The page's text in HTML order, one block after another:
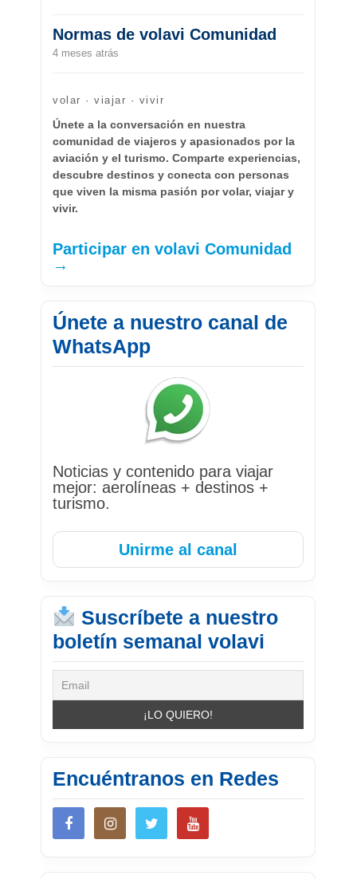
Normas de volavi Comunidad
4 meses atrás
volar · viajar · vivir
Únete a la conversación en nuestra
comunidad de viajeros y apasionados por la
aviación y el turismo. Comparte experiencias,
descubre destinos y conecta con personas
que viven la misma pasión por volar, viajar y
vivir.
Participar en volavi Comunidad
→
Únete a nuestro canal de
WhatsApp
Noticias y contenido para viajar
mejor: aerolíneas + destinos +
turismo.
Unirme al canal
Suscríbete a nuestro
boletín semanal volavi
Encuéntranos en Redes